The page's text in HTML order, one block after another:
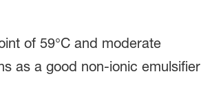
of 59°C and moderate
as a good non-ionic emulsifier